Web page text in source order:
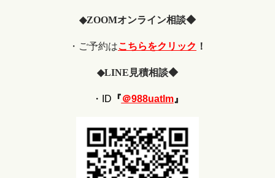
◆ZOOMオンライン相談◆
・ご予約はこちらをクリック ！
◆LINE 見積相談◆
・ID 『＠988uatlm』